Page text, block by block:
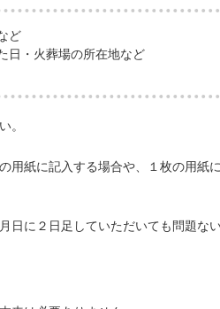
ど
日・火葬場の所在地など
。
用紙に記入する場合や、１枚の用紙
に２日足していただいても問題ない